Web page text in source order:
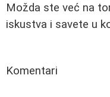
Možda ste već na
iskustva i savete u
Komentari